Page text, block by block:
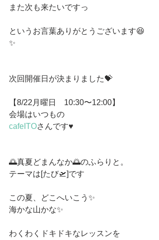
また次も来たいですっ
というお言葉ありがとうございます😆
✨
次回開催日が決まりました💝
【8/22月曜日　10:30〜12:00】
会場はいつもの
cafeITOさんです♥
🌅真夏どまんなか🌅のふらりと。
テーマは[たび🛫]です
この夏、どこへいこう✨
海かな山かな✨
わくわくドキドキなレッスンを